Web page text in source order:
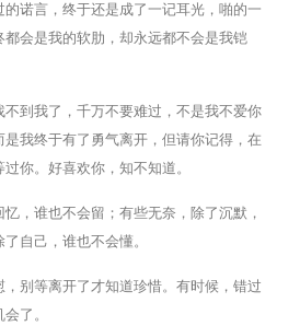
诺言，终于还是成了一记耳光，啪的一
会是我的软肋，却永远都不会是我铠
不到我了，千万不要难过，不是我不爱你
我终于有了勇气离开，但请你记得，在
你。好喜欢你，知不知道。
，谁也不会留；有些无奈，除了沉默，
自己，谁也不会懂。
别等离开了才知道珍惜。有时候，错过
了。